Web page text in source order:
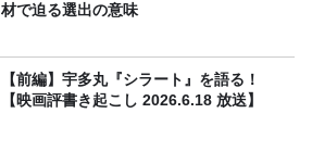
材で迫る選出の意味
【前編】宇多丸『シラート』を語る！
【映画評書き起こし 2026.6.18 放送】